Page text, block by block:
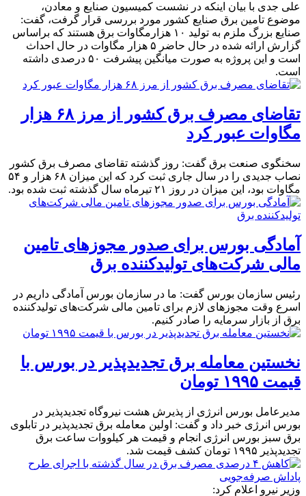
علی جدی با بیان اینکه در نشست کمیسیون صنایع و معادن،
موضوع تامین برق صنایع کشور مورد بررسی قرار گرفت، گفت:
صنایع بزرگ ملزم به تولید ۱۰ هزارمگاوات برق هستند که براساس
گزارش ارائه شده در حال حاضر ۵ هزار مگاوات در حال احداث
است و این پروژه به صورت میانگین پیشرفت ۵۰ درصدی داشته
است.
تقاضای مصرف برق کشور از مرز ۶۸ هزار
مگاوات عبور کرد
سخنگوی صنعت برق گفت: روز گذشته تقاضای مصرف برق کشور
نصاب جدیدی را در سال جاری ثبت کرد که این میزان ۶۸ هزار و ۵۴
مگاوات بود، این میزان در روز ۲۱ تیرماه سال گذشته ثبت شده بود.
آمادگی ‌بورس‌ برای صدور مجوزهای‌ تامین
مالی شرکت‌های تولیدکننده برق
رئیس سازمان بورس ‌گفت: ما در سازمان بورس آمادگی داریم در
اسرع وقت مجوزهای لازم برای تامین مالی شرکت‌های تولیدکننده
برق از بازار سرمایه را صادر کنیم.
نخستین معامله برق تجدیدپذیر در بورس با
قیمت ۱۹۹۵ تومان
مدیرعامل بورس انرژی از پذیرش هشت نیروگاه تجدیدپذیر در
بورس انرژی خبر داد و گفت: اولین معامله برق تجدیدپذیر در تابلوی
برق سبز بورس انرژی انجام و قیمت هر کیلووات ساعت برق
تجدیدپذیر ۱۹۹۵ تومان کشف قیمت شد.
وزیر نیرو اعلام کرد: